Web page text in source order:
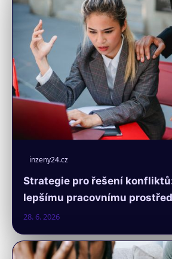
inzeny24.cz
Strategie pro řešení
lepšímu pracovnímu
28. 6. 2026